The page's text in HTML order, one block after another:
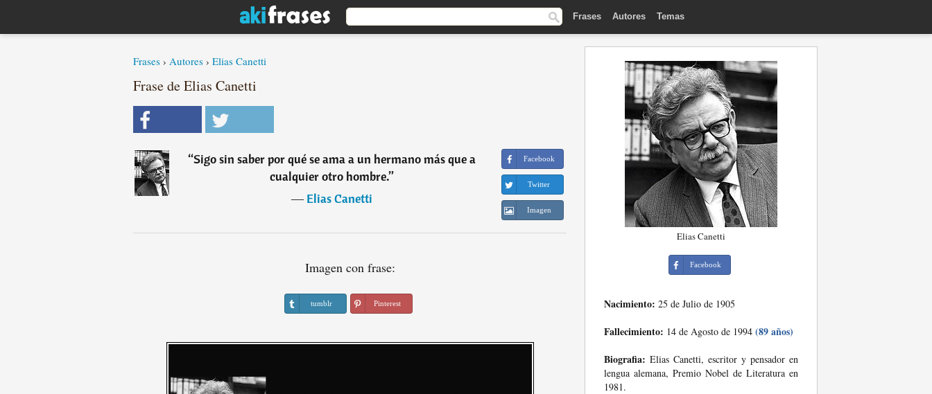
Frases Autores Temas
Frases › Autores › Elias Canetti
Frase de Elias Canetti
“Sigo sin saber por qué se ama a un hermano más que a
cualquier otro hombre.”
―Elias Canetti
Facebook
Twitter
Imagen
Imagen con frase:
tumblr Pinterest
Elias Canetti
Facebook
Nacimiento: 25 de Julio de 1905
Fallecimiento: 14 de Agosto de 1994 (89 años)
Biografia: Elias Canetti, escritor y pensador en
lengua alemana, Premio Nobel de Literatura en
1981.